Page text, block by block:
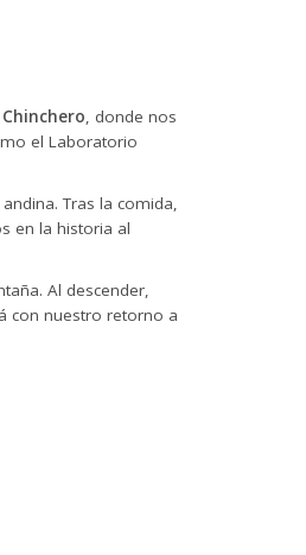
Chinchero, donde nos
el Laboratorio
Tras la comida,
en la historia al
Al descender,
con nuestro retorno a